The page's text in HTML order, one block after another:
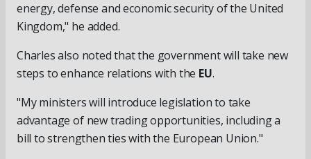
energy, defense and economic security of the United
Kingdom," he added.
Charles also noted that the government will take new
steps to enhance relations with the EU.
"My ministers will introduce legislation to take
advantage of new trading opportunities, including a
bill to strengthen ties with the European Union."